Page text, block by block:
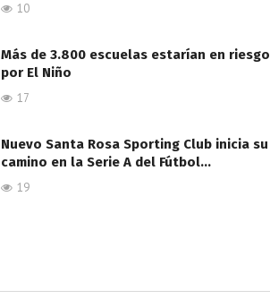
10
Más de 3.800 escuelas estarían en riesgo
por El Niño
17
Nuevo Santa Rosa Sporting Club inicia su
camino en la Serie A del Fútbol…
19